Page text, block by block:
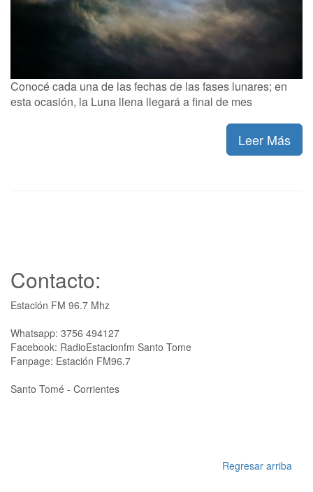
Conocé cada una de las fechas de las fases lunares; en
esta ocasión, la Luna llena llegará a final de mes
Leer Más
Contacto:
Estación FM 96.7 Mhz
Whatsapp: 3756 494127
Facebook: RadioEstacionfm Santo Tome
Fanpage: Estación FM96.7
Santo Tomé - Corrientes
Regresar arriba